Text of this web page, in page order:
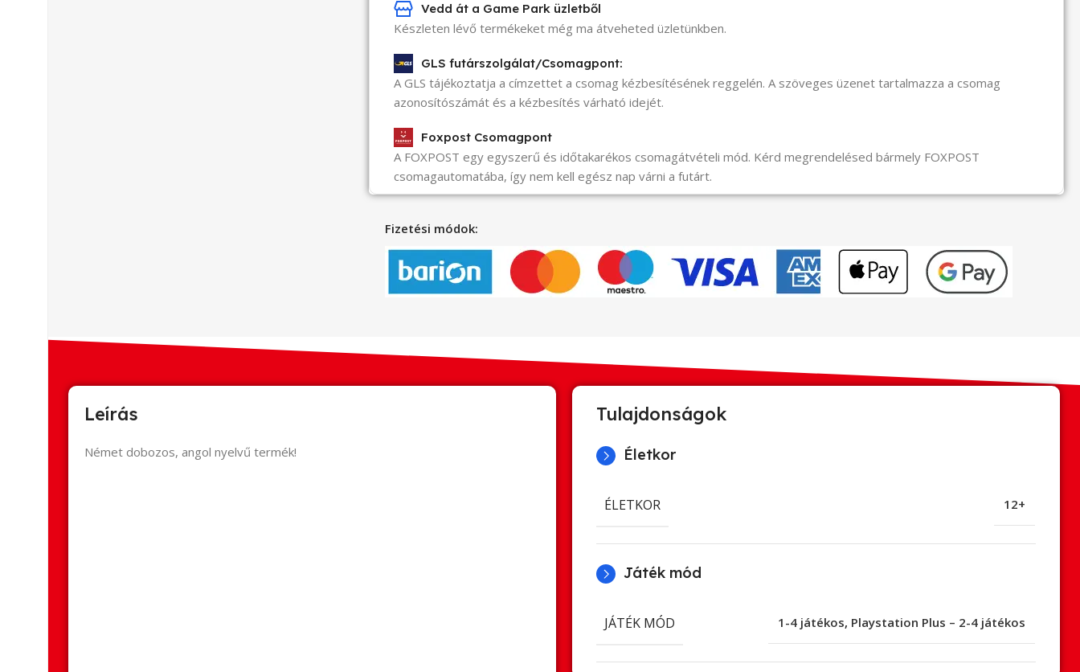
Vedd át a Game Park üzletből
Készleten lévő termékeket még ma átveheted üzletünkben.
GLS futárszolgálat/Csomagpont:
A GLS tájékoztatja a címzettet a csomag kézbesítésének reggelén. A szöveges üzenet tartalmazza a csomag
azonosítószámát és a kézbesítés várható idejét.
Foxpost Csomagpont
A FOXPOST egy egyszerű és időtakarékos csomagátvételi mód. Kérd megrendelésed bármely FOXPOST
csomagautomatába, így nem kell egész nap várni a futárt.
Fizetési módok:
Leírás
Német dobozos, angol nyelvű termék!
Tulajdonságok
Életkor
ÉLETKOR 12+
Játék mód
JÁTÉK MÓD 1-4 játékos, Playstation Plus – 2-4 játékos